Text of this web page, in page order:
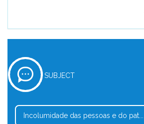
SUBJECT
Incolumidade das pessoas e do pat...